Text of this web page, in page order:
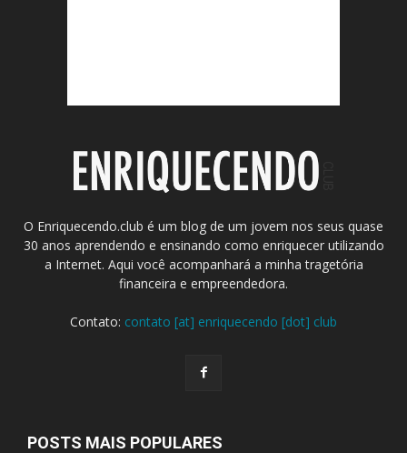
O Enriquecendo.club é um blog de um jovem nos seus quase
30 anos aprendendo e ensinando como enriquecer utilizando
a Internet. Aqui você acompanhará a minha tragetória
financeira e empreendedora.
Contato: contato [at] enriquecendo [dot] club
POSTS MAIS POPULARES